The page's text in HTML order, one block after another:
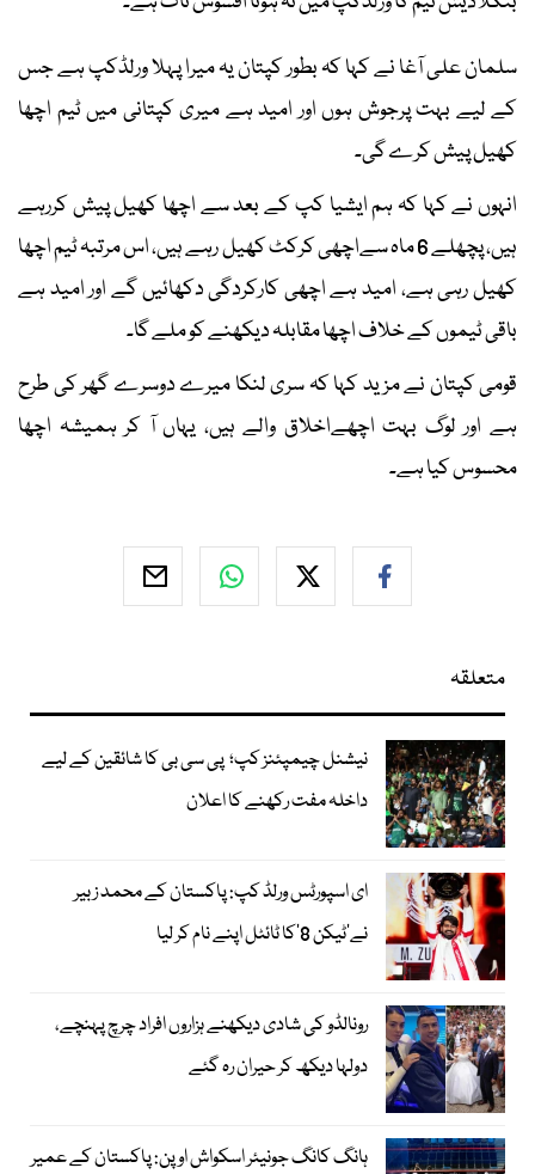
سلمان علی آغا نے کہا کہ بطور کپتان یہ میرا پہلا ورلڈکپ ہے جس
کے لیے بہت پرجوش ہوں اور امید ہے میری کپتانی میں ٹیم اچھا
کھیل پیش کرے گی۔
انہوں نے کہا کہ ہم ایشیا کپ کے بعد سے اچھا کھیل پیش کررہے
ہیں، پچھلے 6 ماہ سےاچھی کرکٹ کھیل رہے ہیں، اس مرتبہ ٹیم اچھا
کھیل رہی ہے، امید ہے اچھی کارکردگی دکھائیں گے اور امید ہے
باقی ٹیموں کے خلاف اچھا مقابلہ دیکھنے کو ملے گا۔
قومی کپتان نے مزید کہا کہ سری لنکا میرے دوسرے گھر کی طرح
ہے اور لوگ بہت اچھےاخلاق والے ہیں، یہاں آ کر ہمیشہ اچھا
محسوس کیا ہے۔
متعلقہ
نیشنل چیمپئنز کپ؛ پی سی بی کا شائقین کے لیے
داخلہ مفت رکھنے کا اعلان
ای اسپورٹس ورلڈ کپ: پاکستان کے محمد زبیر
نے’ٹیکن 8‘کا ٹائٹل اپنے نام کر لیا
رونالڈو کی شادی دیکھنے ہزاروں افراد چرچ پہنچے،
دولہا دیکھ کر حیران رہ گئے
ہانگ کانگ جونیئر اسکواش اوپن: پاکستان کے عمیر